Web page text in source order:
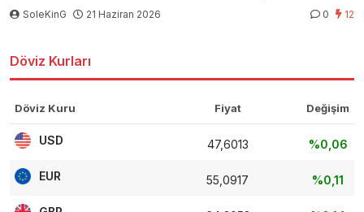
SoleKinG 21 Haziran 2026 0 12
Döviz Kurları
Döviz Kuru Fiyat Değişim
USD 47,6013 %0,06
EUR 55,0917 %0,11